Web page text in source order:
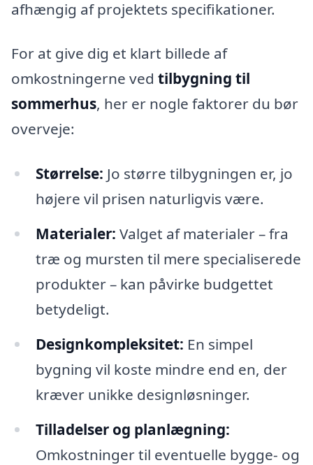
afhængig af projektets specifikationer.
For at give dig et klart billede af
omkostningerne ved tilbygning til
sommerhus, her er nogle faktorer du bør
overveje:
Størrelse: Jo større tilbygningen er, jo
højere vil prisen naturligvis være.
Materialer: Valget af materialer – fra
træ og mursten til mere specialiserede
produkter – kan påvirke budgettet
betydeligt.
Designkompleksitet: En simpel
bygning vil koste mindre end en, der
kræver unikke designløsninger.
Tilladelser og planlægning:
Omkostninger til eventuelle bygge- og